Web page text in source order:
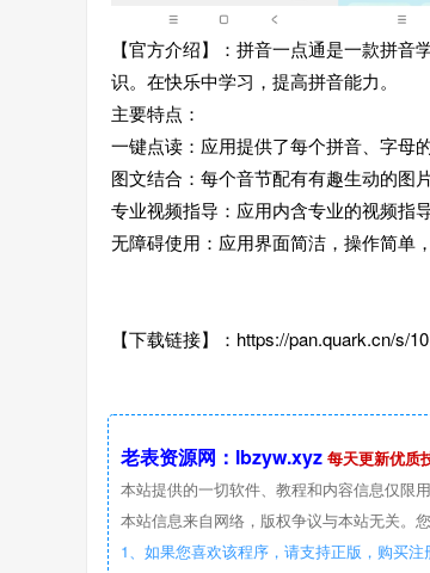
【官方介绍】：拼音一点通是一款拼
识。在快乐中学习，提高拼音能力。
主要特点：
一键点读：应用提供了每个拼音、字母
图文结合：每个音节配有有趣生动的图
专业视频指导：应用内含专业的视频指
无障碍使用：应用界面简洁，操作简单
【下载链接】：https://pan.quark.cn/s/
老表资源网：lbzyw.xyz 每天更新优质
本站提供的一切软件、教程和内容信息仅限
本站信息来自网络，版权争议与本站无关。
1、如果您喜欢该程序，请支持正版，购买注